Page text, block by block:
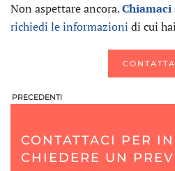
Non aspettare ancora.Chiamaci
richiedi le informazioni di cui
PRECEDENTI
CONTATTACI PER
CHIEDERE UN